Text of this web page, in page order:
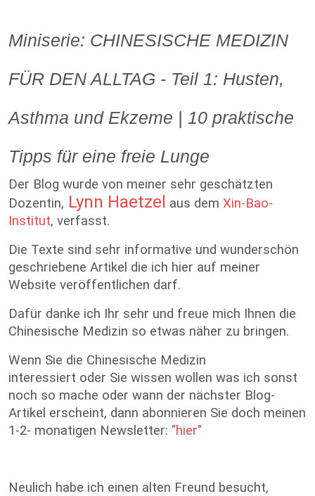
Miniserie: CHINESISCHE MEDIZIN
FÜR DEN ALLTAG - Teil 1: Husten,
Asthma und Ekzeme | 10 praktische
Tipps für eine freie Lunge
Der Blog wurde von meiner sehr geschätzten
Dozentin, Lynn Haetzel aus dem Xin-Bao-
Institut, verfasst.
Die Texte sind sehr informative und wunderschön
geschriebene Artikel die ich hier auf meiner
Website veröffentlichen darf.
Dafür danke ich Ihr sehr und freue mich Ihnen die
Chinesische Medizin so etwas näher zu bringen.
Wenn Sie die Chinesische Medizin
interessiert oder Sie wissen wollen was ich sonst
noch so mache oder wann der nächster Blog-
Artikel erscheint, dann abonnieren Sie doch meinen
1-2- monatigen Newsletter: "hier"
Neulich habe ich einen alten Freund besucht,